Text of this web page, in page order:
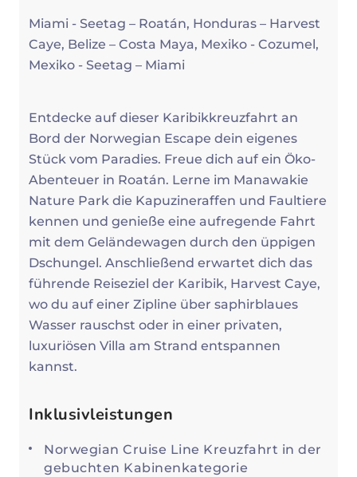
Miami - Seetag – Roatán, Honduras – Harvest
Caye, Belize – Costa Maya, Mexiko - Cozumel,
Mexiko - Seetag – Miami
Entdecke auf dieser Karibikkreuzfahrt an
Bord der Norwegian Escape dein eigenes
Stück vom Paradies. Freue dich auf ein Öko-
Abenteuer in Roatán. Lerne im Manawakie
Nature Park die Kapuzineraffen und Faultiere
kennen und genieße eine aufregende Fahrt
mit dem Geländewagen durch den üppigen
Dschungel. Anschließend erwartet dich das
führende Reiseziel der Karibik, Harvest Caye,
wo du auf einer Zipline über saphirblaues
Wasser rauschst oder in einer privaten,
luxuriösen Villa am Strand entspannen
kannst.
Inklusivleistungen
Norwegian Cruise Line Kreuzfahrt in der
gebuchten Kabinenkategorie